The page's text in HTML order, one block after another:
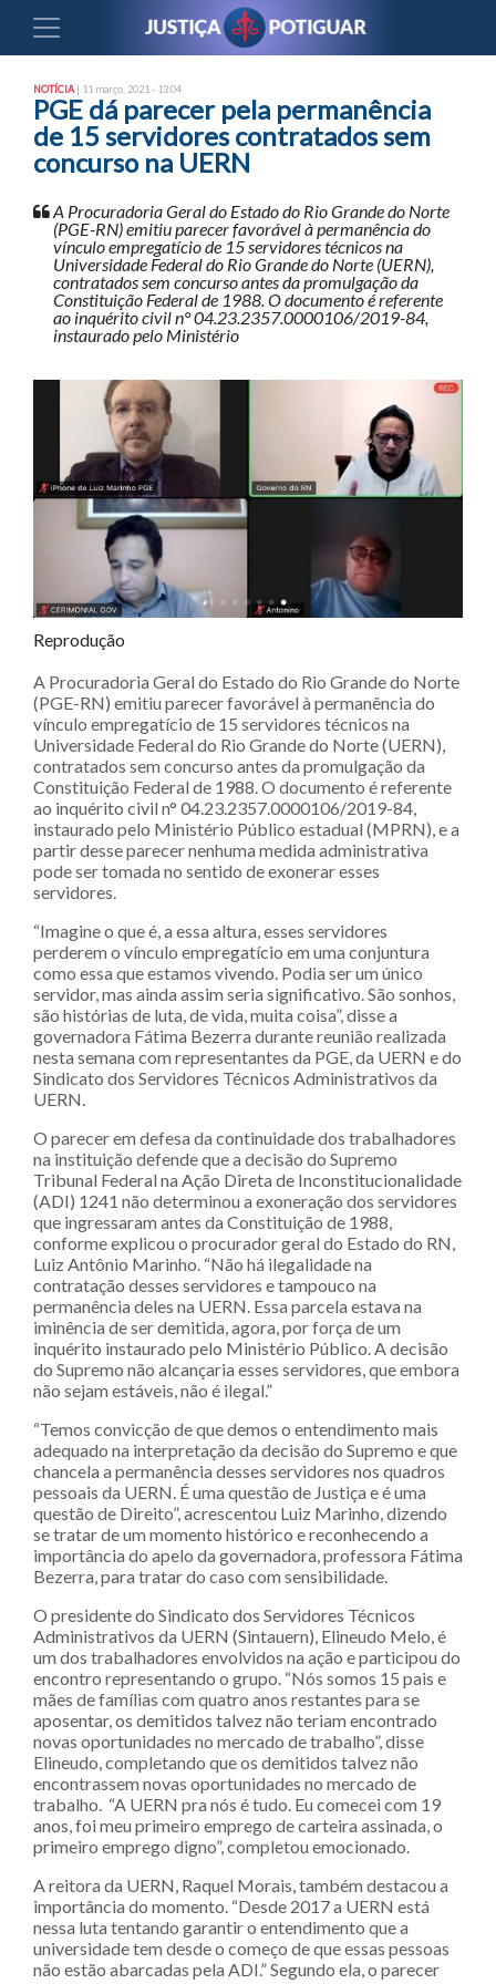
NOTÍCIA | 11 março, 2021 - 13:04
PGE dá parecer pela permanência
de 15 servidores contratados sem
concurso na UERN
A Procuradoria Geral do Estado do Rio Grande do Norte
(PGE-RN) emitiu parecer favorável à permanência do
vínculo empregatício de 15 servidores técnicos na
Universidade Federal do Rio Grande do Norte (UERN),
contratados sem concurso antes da promulgação da
Constituição Federal de 1988. O documento é referente
ao inquérito civil n° 04.23.2357.0000106/2019-84,
instaurado pelo Ministério
Reprodução
A Procuradoria Geral do Estado do Rio Grande do Norte
(PGE-RN) emitiu parecer favorável à permanência do
vínculo empregatício de 15 servidores técnicos na
Universidade Federal do Rio Grande do Norte (UERN),
contratados sem concurso antes da promulgação da
Constituição Federal de 1988. O documento é referente
ao inquérito civil n° 04.23.2357.0000106/2019-84,
instaurado pelo Ministério Público estadual (MPRN), e a
partir desse parecer nenhuma medida administrativa
pode ser tomada no sentido de exonerar esses
servidores.
“Imagine o que é, a essa altura, esses servidores
perderem o vínculo empregatício em uma conjuntura
como essa que estamos vivendo. Podia ser um único
servidor, mas ainda assim seria significativo. São sonhos,
são histórias de luta, de vida, muita coisa”, disse a
governadora Fátima Bezerra durante reunião realizada
nesta semana com representantes da PGE, da UERN e do
Sindicato dos Servidores Técnicos Administrativos da
UERN.
O parecer em defesa da continuidade dos trabalhadores
na instituição defende que a decisão do Supremo
Tribunal Federal na Ação Direta de Inconstitucionalidade
(ADI) 1241 não determinou a exoneração dos servidores
que ingressaram antes da Constituição de 1988,
conforme explicou o procurador geral do Estado do RN,
Luiz Antônio Marinho. “Não há ilegalidade na
contratação desses servidores e tampouco na
permanência deles na UERN. Essa parcela estava na
iminência de ser demitida, agora, por força de um
inquérito instaurado pelo Ministério Público. A decisão
do Supremo não alcançaria esses servidores, que embora
não sejam estáveis, não é ilegal.”
“Temos convicção de que demos o entendimento mais
adequado na interpretação da decisão do Supremo e que
chancela a permanência desses servidores nos quadros
pessoais da UERN. É uma questão de Justiça e é uma
questão de Direito”, acrescentou Luiz Marinho, dizendo
se tratar de um momento histórico e reconhecendo a
importância do apelo da governadora, professora Fátima
Bezerra, para tratar do caso com sensibilidade.
O presidente do Sindicato dos Servidores Técnicos
Administrativos da UERN (Sintauern), Elineudo Melo, é
um dos trabalhadores envolvidos na ação e participou do
encontro representando o grupo. “Nós somos 15 pais e
mães de famílias com quatro anos restantes para se
aposentar, os demitidos talvez não teriam encontrado
novas oportunidades no mercado de trabalho”, disse
Elineudo, completando que os demitidos talvez não
encontrassem novas oportunidades no mercado de
trabalho. “A UERN pra nós é tudo. Eu comecei com 19
anos, foi meu primeiro emprego de carteira assinada, o
primeiro emprego digno”, completou emocionado.
A reitora da UERN, Raquel Morais, também destacou a
importância do momento. “Desde 2017 a UERN está
nessa luta tentando garantir o entendimento que a
universidade tem desde o começo de que essas pessoas
não estão abarcadas pela ADI.” Segundo ela, o parecer